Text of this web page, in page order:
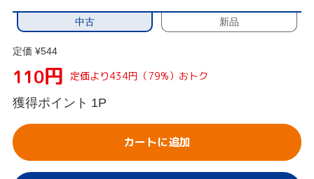
中古 新品
定価 ¥544
110円 定価より434円（79%）おトク
獲得ポイント 1P
カートに追加